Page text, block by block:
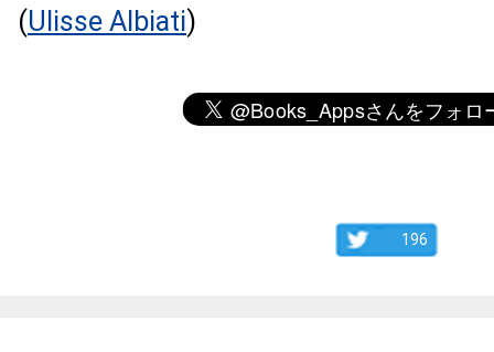
(Ulisse Albiati)
196